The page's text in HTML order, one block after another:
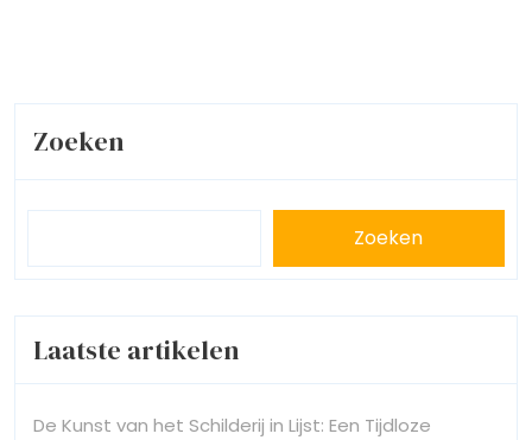
Zoeken
Zoeken
Laatste artikelen
De Kunst van het Schilderij in Lijst: Een Tijdloze